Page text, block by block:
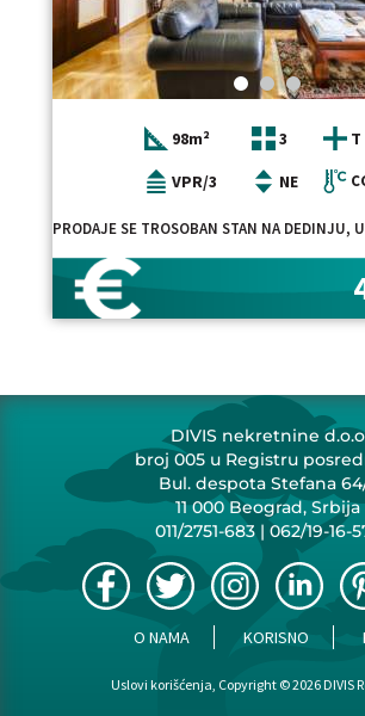
98m² 3
T
VPR/3
NE
PRODAJE SE TROSOBAN STAN NA DEDINJU,
DIVIS nekretnine d.o.o
broj 005 u Registru
Bul. despota Stefana
11 000 Beograd, Srbija
011/2751-683| 062/19-16-
O NAMA KORISNO
Uslovi korišćenja, Copyright © 2026 DIVIS